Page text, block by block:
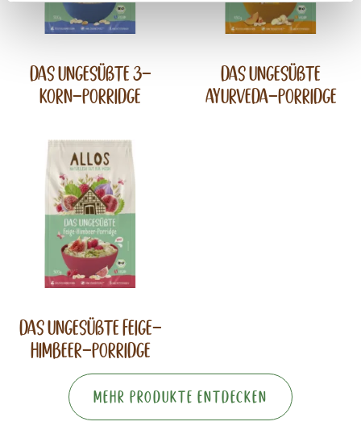
Das Ungesüßte 3-
Korn-Porridge
Das Ungesüßte
Ayurveda-Porridge
Das Ungesüßte Feige-
Himbeer-Porridge
Mehr Produkte entdecken